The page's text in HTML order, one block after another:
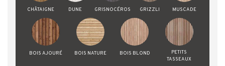
CHÂTAIGNE DUNE GRISNOCÉROS GRIZZLI MUSCADE
BOIS AJOURÉ BOIS NATURE BOIS BLOND
PETITS
TASSEAUX